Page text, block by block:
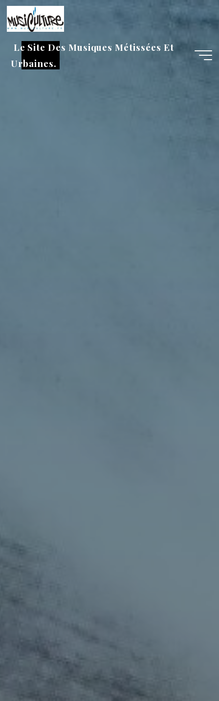
Aller
au
contenu
Le Site Des Musiques Métissées Et
Urbaines.